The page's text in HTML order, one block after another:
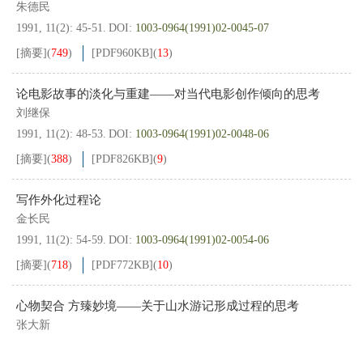
朱德民
1991, 11(2): 45-51. DOI: 1003-0964(1991)02-0045-07
[摘要](749) [PDF960KB](13)
论电影故事的淡化与重建——对当代电影创作倾向的思考
刘继保
1991, 11(2): 48-53. DOI: 1003-0964(1991)02-0048-06
[摘要](388) [PDF826KB](9)
写作外化过程论
金长民
1991, 11(2): 54-59. DOI: 1003-0964(1991)02-0054-06
[摘要](718) [PDF772KB](10)
心物契合 方臻妙境——关于山水游记形成过程的思考
张大新